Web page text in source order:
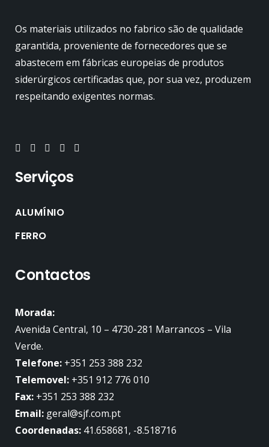
Os materiais utilizados no fabrico são de qualidade
garantida, proveniente de fornecedores que se
abastecem em fábricas europeias de produtos
siderúrgicos certificadas que, por sua vez, produzem
respeitando exigentes normas.
Serviços
ALUMÍNIO
FERRO
Contactos
Morada:
Avenida Central, 10 – 4730-281 Marrancos – Vila
Verde.
Telefone: +351 253 388 232
Telemovel: +351 912 776 010
Fax: +351 253 388 232
Email: geral@sjf.com.pt
Coordenadas: 41.658681, -8.518716